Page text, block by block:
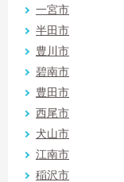
一宮市
半田市
豊川市
碧南市
豊田市
西尾市
犬山市
江南市
稲沢市